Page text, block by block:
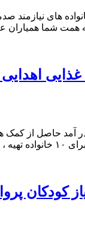
بین خانواده های
همت شما همیاران
غذایی
در آمد حاصل از
حاوی ۱۰ …
کودکان